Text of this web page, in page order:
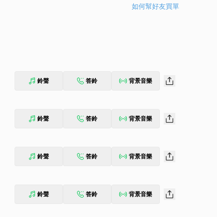
如何幫好友買單
鈴聲 答鈴 背景音樂
鈴聲 答鈴 背景音樂
鈴聲 答鈴 背景音樂
鈴聲 答鈴 背景音樂